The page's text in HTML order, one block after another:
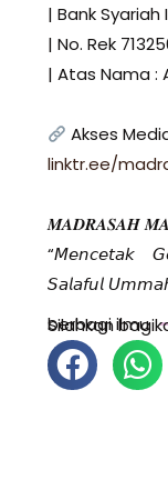
| Bank Syariah
| No. Rek
| Atas Nama :
Akses
linktr.ee/
𝑴𝑨𝑫𝑹𝑨𝑺𝑨𝑯
“𝘔𝘦𝘯𝘤𝘦𝘵𝘢𝘬
𝘚𝘢𝘭𝘢𝘧𝘶𝘭
berbagi ilmu
Silahkan